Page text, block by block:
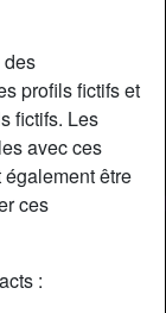
des
profils fictifs et
fictifs. Les
avec ces
être
ces
:
Discuter !